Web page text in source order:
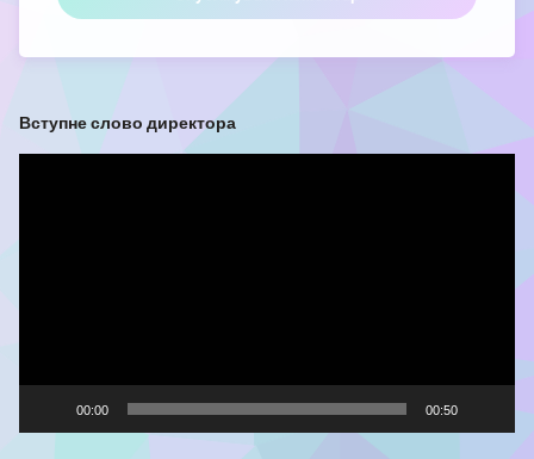
Вступне слово директора
00:00 00:50